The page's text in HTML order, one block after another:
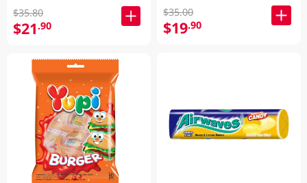
$35.80
$21.90
$35.00
$19.90